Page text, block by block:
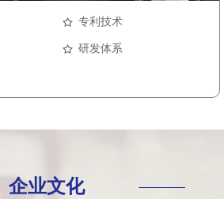
专利技术
研发体系
企业文化